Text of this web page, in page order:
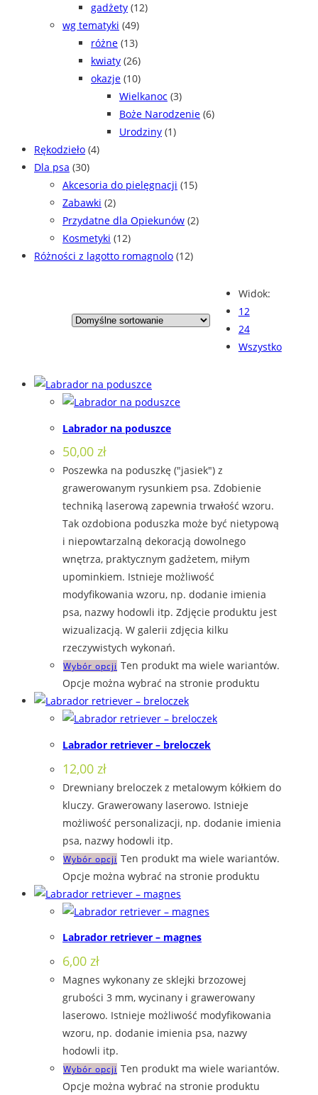
Widok:
12
24
Wszystko
Labrador na poduszce
50,00 zł
Poszewka na poduszkę ("jasiek") z
grawerowanym rysunkiem psa. Zdobienie
techniką laserową zapewnia trwałość wzoru.
Tak ozdobiona poduszka może być nietypową
i niepowtarzalną dekoracją dowolnego
wnętrza, praktycznym gadżetem, miłym
upominkiem. Istnieje możliwość
modyfikowania wzoru, np. dodanie imienia
psa, nazwy hodowli itp. Zdjęcie produktu jest
wizualizacją. W galerii zdjęcia kilku
rzeczywistych wykonań.
Wybór opcji Ten produkt ma wiele wariantów.
Opcje można wybrać na stronie produktu
Labrador retriever – breloczek
12,00 zł
Drewniany breloczek z metalowym kółkiem do
kluczy. Grawerowany laserowo. Istnieje
możliwość personalizacji, np. dodanie imienia
psa, nazwy hodowli itp.
Wybór opcji Ten produkt ma wiele wariantów.
Opcje można wybrać na stronie produktu
Labrador retriever – magnes
6,00 zł
Magnes wykonany ze sklejki brzozowej
grubości 3 mm, wycinany i grawerowany
laserowo. Istnieje możliwość modyfikowania
wzoru, np. dodanie imienia psa, nazwy
hodowli itp.
Wybór opcji Ten produkt ma wiele wariantów.
Opcje można wybrać na stronie produktu
gadżety (12)
wg tematyki (49)
różne (13)
kwiaty (26)
okazje (10)
Wielkanoc (3)
Boże Narodzenie (6)
Urodziny (1)
Rękodzieło (4)
Dla psa (30)
Akcesoria do pielęgnacji (15)
Zabawki (2)
Przydatne dla Opiekunów (2)
Kosmetyki (12)
Różności z lagotto romagnolo (12)